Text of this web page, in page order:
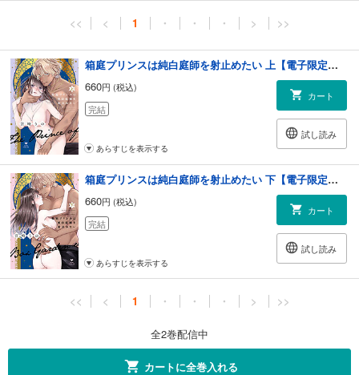
<< < 1 ・ ・ ・ > >>
箱庭プリンスは純白庭師を射止めたい 上【電子限定漫画付き】
660円 (税込)
完結
カート
試し読み
あらすじを表示する
箱庭プリンスは純白庭師を射止めたい 下【電子限定漫画付き】
660円 (税込)
完結
カート
試し読み
あらすじを表示する
<< < 1 ・ ・ ・ > >>
全2巻配信中
カートに全巻入れる